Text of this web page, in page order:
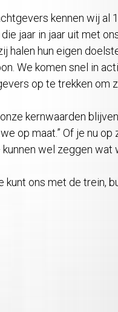
kennen wij al
jaar in jaar uit met
hun eigen
We komen snel in
op te trekken om
kernwaarden
op maat.” Of je nu
wel zeggen wat
kunt ons met de trein,